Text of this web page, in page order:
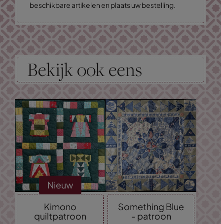
beschikbare artikelen en plaats uw bestelling.
Bekijk ook eens
Nieuw
Kimono
quiltpatroon
Something Blue
- patroon